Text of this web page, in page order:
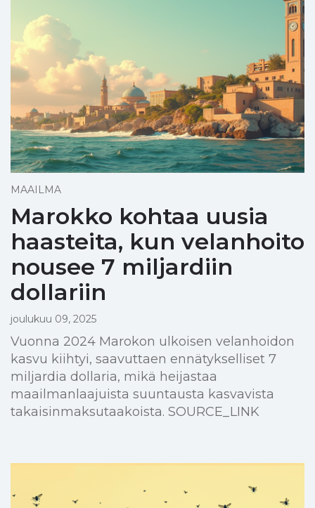
MAAILMA
Marokko kohtaa uusia
haasteita, kun velanhoito
nousee 7 miljardiin
dollariin
joulukuu 09, 2025
Vuonna 2024 Marokon ulkoisen velanhoidon
kasvu kiihtyi, saavuttaen ennätykselliset 7
miljardia dollaria, mikä heijastaa
maailmanlaajuista suuntausta kasvavista
takaisinmaksutaakoista. SOURCE_LINK